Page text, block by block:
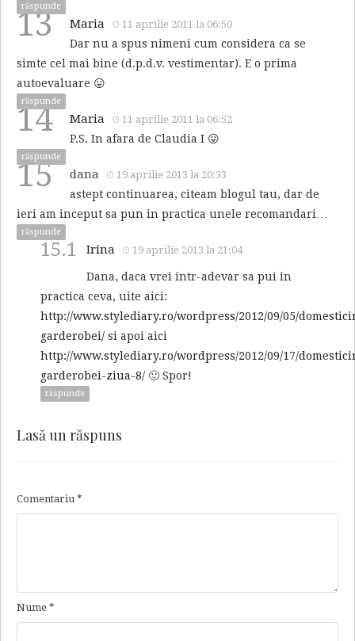
răspunde
13 Maria 11 aprilie 2011 la 06:50
Dar nu a spus nimeni cum considera ca se
simte cel mai bine (d.p.d.v. vestimentar). E o prima
autoevaluare 😛
răspunde
14 Maria 11 aprilie 2011 la 06:52
P.S. In afara de Claudia I 😛
răspunde
15 dana 19 aprilie 2013 la 20:33
astept continuarea, citeam blogul tau, dar de
ieri am inceput sa pun in practica unele recomandari…
răspunde
15.1 Irina 19 aprilie 2013 la 21:04
Dana, daca vrei intr-adevar sa pui in
practica ceva, uite aici:
http://www.stylediary.ro/wordpress/2012/09/05/
garderobei/ si apoi aici
http://www.stylediary.ro/wordpress/2012/09/17/
garderobei-ziua-8/ 🙂 Spor!
răspunde
Lasă un răspuns
Comentariu *
Nume *